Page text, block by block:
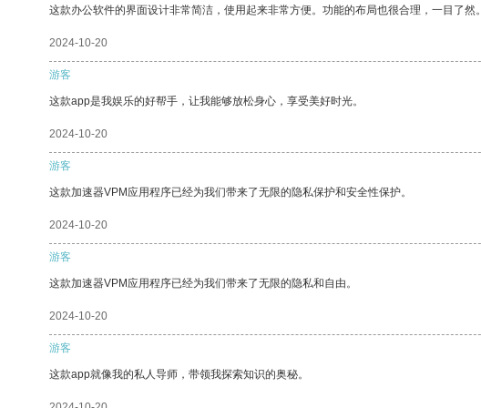
这款办公软件的界面设计非常简洁，使用起来非常方便。功能的布局也很合理，一目了然。
2024-10-20
游客
这款app是我娱乐的好帮手，让我能够放松身心，享受美好时光。
2024-10-20
游客
这款加速器VPM应用程序已经为我们带来了无限的隐私保护和安全性保护。
2024-10-20
游客
这款加速器VPM应用程序已经为我们带来了无限的隐私和自由。
2024-10-20
游客
这款app就像我的私人导师，带领我探索知识的奥秘。